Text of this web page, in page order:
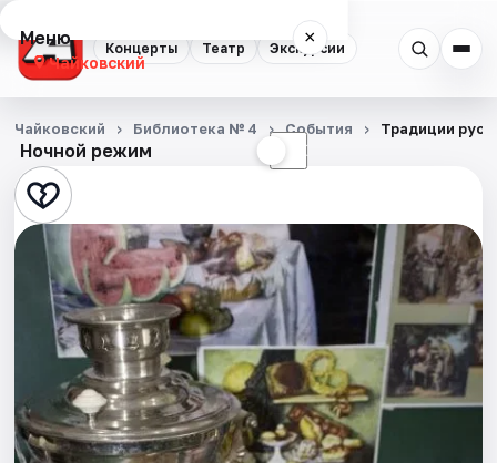
Концерты Театр Экскурсии
Меню ×
Чайковский
Концерты
Театр
Экскурсии
События
Города
Площадки
Артисты
Ночной режим ☾
Чайковский Библиотека № 4 События Традиции